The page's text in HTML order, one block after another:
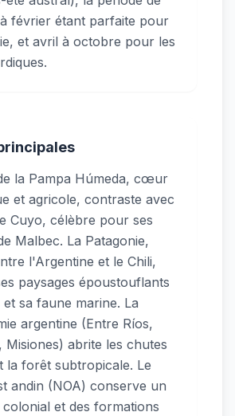
février étant parfaite pour
et avril à octobre pour les
la Pampa Húmeda, cœur
et agricole, contraste avec
Cuyo, célèbre pour ses
Malbec. La Patagonie,
l'Argentine et le Chili,
paysages époustouflants
et sa faune marine. La
argentine (Entre Ríos,
Misiones) abrite les chutes
la forêt subtropicale. Le
andin (NOA) conserve un
et des formations